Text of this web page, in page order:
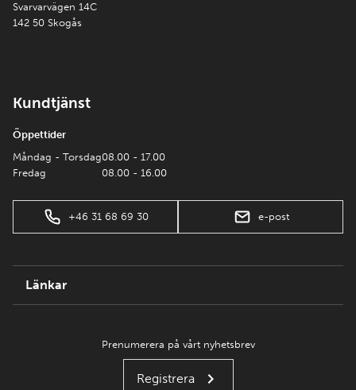
Svarvarvägen 14C
142 50 Skogås
Kundtjänst
Öppettider
Måndag - Torsdag
Fredag
08.00 - 17.00
08.00 - 16.00
+46 31 68 69 30 e-post
Länkar
Prenumerera på vårt nyhetsbrev
Registrera